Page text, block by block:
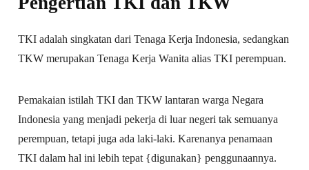
TKI adalah singkatan dari Tenaga Kerja Indonesia, sedangkan
TKW merupakan Tenaga Kerja Wanita alias TKI perempuan.
Pemakaian istilah TKI dan TKW lantaran warga Negara
Indonesia yang menjadi pekerja di luar negeri tak semuanya
perempuan, tetapi juga ada laki-laki. Karenanya penamaan
TKI dalam hal ini lebih tepat {digunakan} penggunaannya.